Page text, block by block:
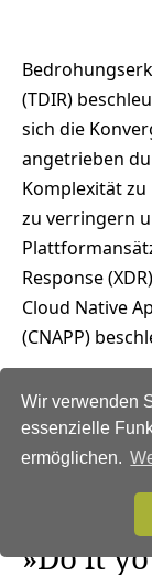
Wir verwenden
essenzielle
ermöglichen.
(TDIR)
sich die
angetrieben
Komplexität
zu verringern
Response
Cloud Native
(CNAPP)
»Do it